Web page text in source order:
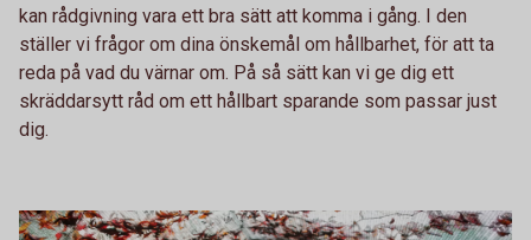
kan rådgivning vara ett bra sätt att komma i gång. I den
ställer vi frågor om dina önskemål om hållbarhet, för att ta
reda på vad du värnar om. På så sätt kan vi ge dig ett
skräddarsytt råd om ett hållbart sparande som passar just
dig.